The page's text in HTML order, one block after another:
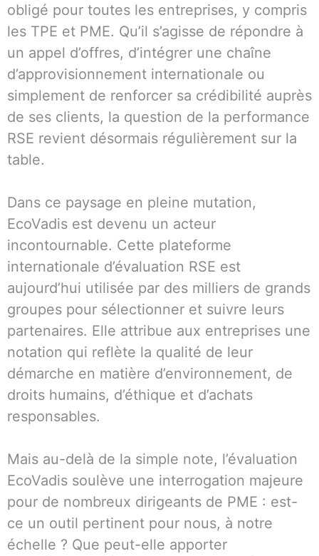
obligé pour toutes les entreprises, y compris
les TPE et PME. Qu’il s’agisse de répondre à
un appel d’offres, d’intégrer une chaîne
d’approvisionnement internationale ou
simplement de renforcer sa crédibilité auprès
de ses clients, la question de la performance
RSE revient désormais régulièrement sur la
table.
Dans ce paysage en pleine mutation,
EcoVadis est devenu un acteur
incontournable. Cette plateforme
internationale d’évaluation RSE est
aujourd’hui utilisée par des milliers de grands
groupes pour sélectionner et suivre leurs
partenaires. Elle attribue aux entreprises une
notation qui reflète la qualité de leur
démarche en matière d’environnement, de
droits humains, d’éthique et d’achats
responsables.
Mais au-delà de la simple note, l’évaluation
EcoVadis soulève une interrogation majeure
pour de nombreux dirigeants de PME : est-
ce un outil pertinent pour nous, à notre
échelle ? Que peut-elle apporter